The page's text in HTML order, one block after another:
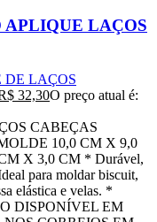
LAÇOS
DE LAÇOS
32,30O preço atual é:
CABEÇAS
10,0 CM X 9,0
X 3,0 CM * Durável,
para moldar biscuit,
elástica e velas. *
DISPONÍVEL EM